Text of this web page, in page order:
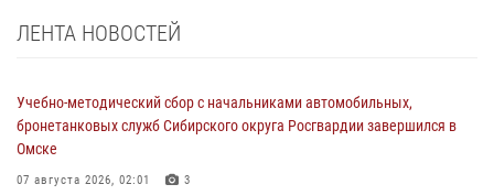
ЛЕНТА НОВОСТЕЙ
Учебно-методический сбор с начальниками автомобильных,
бронетанковых служб Сибирского округа Росгвардии завершился в
Омске
07 августа 2026, 02:01 3